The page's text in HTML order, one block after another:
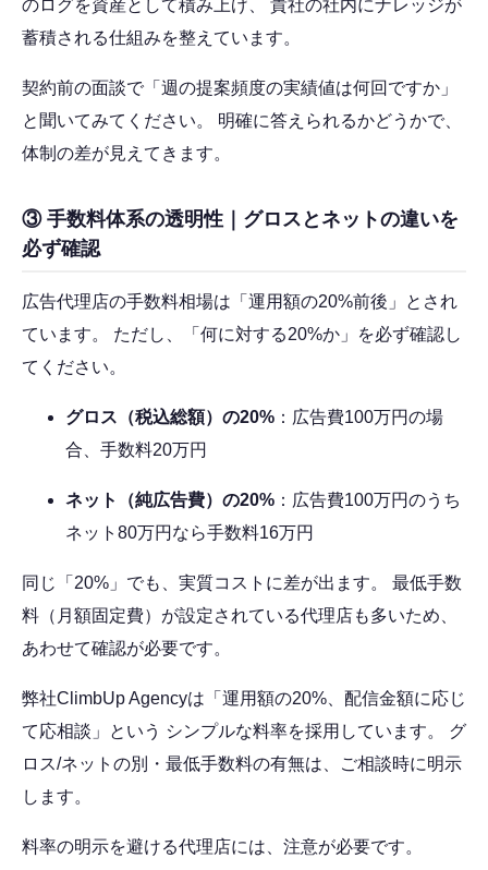
のログを資産として積み上げ、 貴社の社内にナレッジが
蓄積される仕組みを整えています。
契約前の面談で「週の提案頻度の実績値は何回ですか」
と聞いてみてください。 明確に答えられるかどうかで、
体制の差が見えてきます。
③ 手数料体系の透明性｜グロスとネットの違いを
必ず確認
広告代理店の手数料相場は「運用額の20%前後」とされ
ています。 ただし、「何に対する20%か」を必ず確認し
てください。
グロス（税込総額）の20% ：広告費100万円の場
合、手数料20万円
ネット（純広告費）の20% ：広告費100万円のうち
ネット80万円なら手数料16万円
同じ「20%」でも、実質コストに差が出ます。 最低手数
料（月額固定費）が設定されている代理店も多いため、
あわせて確認が必要です。
弊社ClimbUp Agencyは「運用額の20%、配信金額に応じ
て応相談」という シンプルな料率を採用しています。 グ
ロス/ネットの別・最低手数料の有無は、ご相談時に明示
します。
料率の明示を避ける代理店には、注意が必要です。